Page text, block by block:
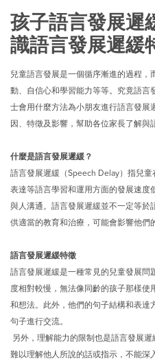
孩子語言發展遲
識語言發展遲緩
兒童語言發展是一個循序漸進的過程
動、自信心和學習能力等等。究竟語
士會用什麼方法為小朋友進行語言發
因、特徵及影響，幫助各位家長了解與
什麼是語言發展遲緩？
語言發展遲緩（Speech Delay）指兒
表達等語言學習和運用方面的發展速
與人溝通。語言發展遲緩並不一定等
供適當的教育和治療，可能會影響他們
語言發展遲緩特徵
語言發展遲緩是一種常見的兒童發展
度相對較慢，無法像同齡的孩子那樣
和想法。此外，他們的句子結構和表
句子進行交流。
另外，理解能力的限制也是語言發展
難以理解他人所說的話或指示，不能